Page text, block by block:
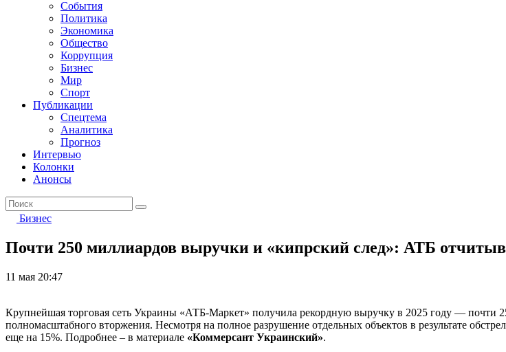
События
Политика
Экономика
Общество
Коррупция
Бизнес
Мир
Спорт
Публикации
Спецтема
Аналитика
Прогноз
Интервью
Колонки
Анонсы
Бизнес
Почти 250 миллиардов выручки и «кипрский след»: АТБ
11 мая 20:47
Крупнейшая торговая сеть Украины «АТБ-Маркет» получила рекордную выручку в 2025 году — почти
полномасштабного вторжения. Несмотря на полное разрушение отдельных объектов в результате
еще на 15%. Подробнее – в материале «Коммерсант Украинский».